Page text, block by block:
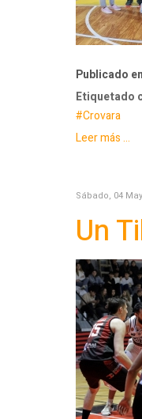
Publicado en
Etiquetado
Crovara
Leer más ...
Sábado, 04
Un